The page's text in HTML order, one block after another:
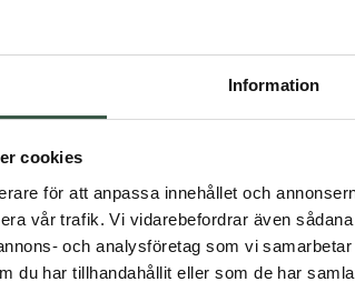
Information
cookies
för att anpassa innehållet och
vår trafik. Vi vidarebefordrar även
och analysföretag som vi
du har tillhandahållit eller som de har
VARUKORGEN
Lär dig